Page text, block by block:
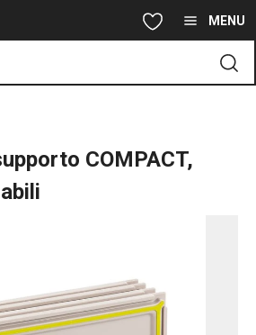
contenuto principale MENU
COMPACT,